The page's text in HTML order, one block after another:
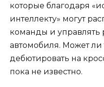
которые благодаря
интеллекту» могут
команды и
автомобиля. Может ли
дебютировать на
пока не известно.